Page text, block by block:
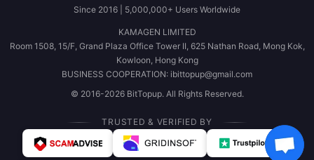
Since 2016 | 5,000,000+ Users Worldwide
KAMAGEN LIMITED
Room 1508, 15/F, Grand Plaza Office Tower II, 625 Nathan Road, Mong Kok,
Kowloon, Hong Kong
BUSINESS COOPERATION: ibittopup@gmail.com
© 2016-2026 BitTopup. All Rights Reserved.
TRUSTED & VERIFIED BY